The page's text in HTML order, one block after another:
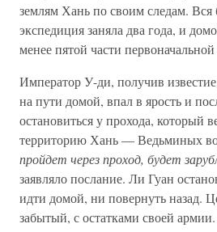
землям Хань по своим следам. Вся
экспедиция заняла два года, и
менее пятой части
Император У-ди, получив
на пути домой, впал в ярость и
остановиться у прохода, который
территорию Хань — Ведьминых
пройдет через проход, будет
заявляло послание. Ли Гуан
идти домой, ни повернуть назад.
забытый, с остатками своей армии.